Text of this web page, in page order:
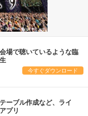
場で聴いているような臨
今すぐダウンロード
ーブル作成など、ライ
プリ